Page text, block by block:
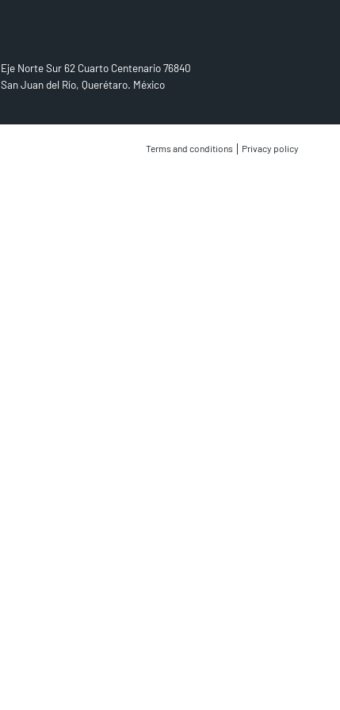
Eje Norte Sur 62 Cuarto Centenario 76840
San Juan del Río, Querétaro. México
Terms and conditions | Privacy policy